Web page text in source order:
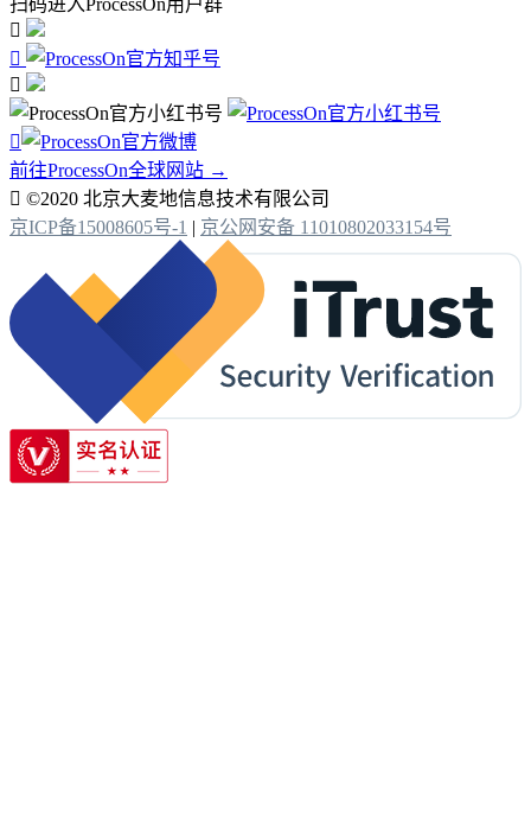




前往ProcessOn全球网站 →
 ©2020 北京大麦地信息技术有限公司
京ICP备15008605号-1 | 京公网安备 11010802033154号